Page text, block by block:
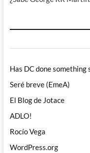
Has DC done something
Seré breve (EmeA)
El Blog de Jotace
ADLO!
Rocío Vega
WordPress.org